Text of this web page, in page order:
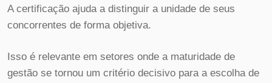
A certificação ajuda a distinguir a unidade de seus
concorrentes de forma objetiva.
Isso é relevante em setores onde a maturidade de
gestão se tornou um critério decisivo para a escolha de